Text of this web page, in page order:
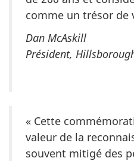
comme un trésor de
Dan McAskill
Président,
« Cette
valeur de la
souvent mitigé des